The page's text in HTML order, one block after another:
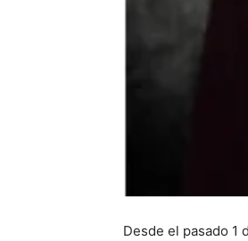
Desde el pasado 1